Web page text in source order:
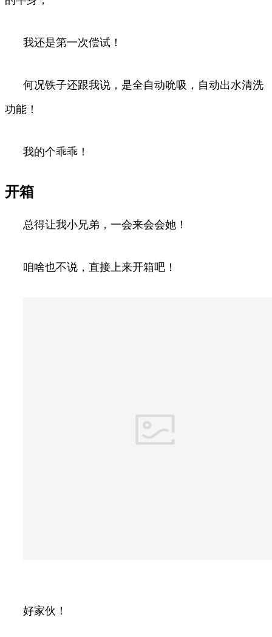
我还是第一次偿试！
何况铁子还跟我说，是全自动吮吸，自动出水清洗
功能！
我的个乖乖！
开箱
总得让我小兄弟，一会来会会她！
咱啥也不说，直接上来开箱吧！
好家伙！